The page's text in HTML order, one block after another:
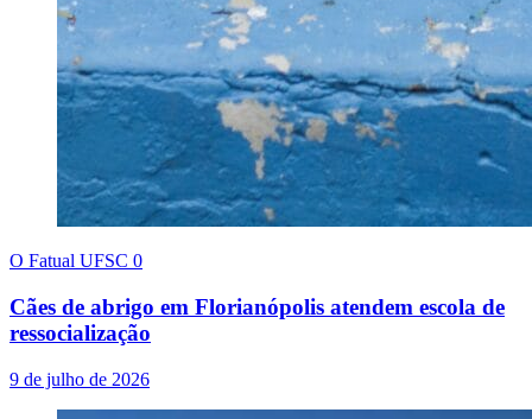
O Fatual UFSC 0
Cães de abrigo em Florianópolis atendem escola de
ressocialização
9 de julho de 2026